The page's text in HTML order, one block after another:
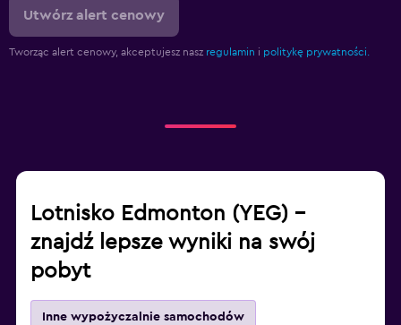
Utwórz alert cenowy
Tworząc alert cenowy, akceptujesz nasz regulamin i politykę prywatności.
Lotnisko Edmonton (YEG) –
znajdź lepsze wyniki na swój
pobyt
Inne wypożyczalnie samochodów